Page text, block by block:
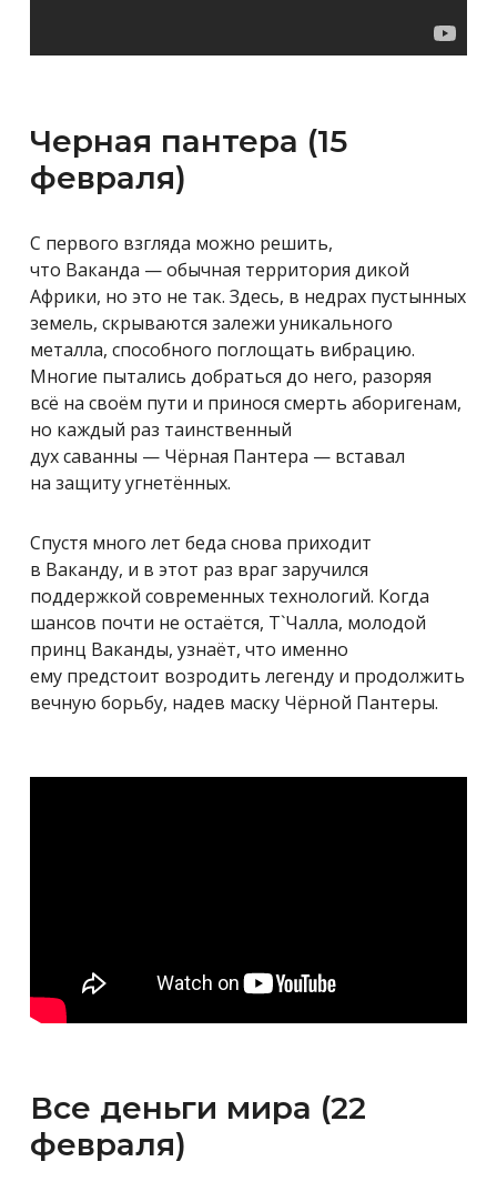
Черная пантера (15
февраля)
С первого взгляда можно решить,
что Ваканда — обычная территория дикой
Африки, но это не так. Здесь, в недрах пустынных
земель, скрываются залежи уникального
металла, способного поглощать вибрацию.
Многие пытались добраться до него, разоряя
всё на своём пути и принося смерть аборигенам,
но каждый раз таинственный
дух саванны — Чёрная Пантера — вставал
на защиту угнетённых.
Спустя много лет беда снова приходит
в Ваканду, и в этот раз враг заручился
поддержкой современных технологий. Когда
шансов почти не остаётся, Т`Чалла, молодой
принц Ваканды, узнаёт, что именно
ему предстоит возродить легенду и продолжить
вечную борьбу, надев маску Чёрной Пантеры.
Все деньги мира (22
февраля)